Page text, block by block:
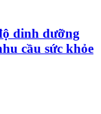
dinh dưỡng
cầu sức khỏe